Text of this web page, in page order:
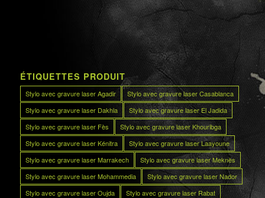
ÉTIQUETTES PRODUIT
Stylo avec gravure laser Agadir
Stylo avec gravure laser Casablanca
Stylo avec gravure laser Dakhla
Stylo avec gravure laser El Jadida
Stylo avec gravure laser Fès
Stylo avec gravure laser Khouribga
Stylo avec gravure laser Kénitra
Stylo avec gravure laser Laayoune
Stylo avec gravure laser Marrakech
Stylo avec gravure laser Meknès
Stylo avec gravure laser Mohammedia
Stylo avec gravure laser Nador
Stylo avec gravure laser Oujda
Stylo avec gravure laser Rabat